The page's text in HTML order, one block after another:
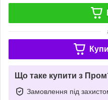
Що таке купити з
Замовлення під